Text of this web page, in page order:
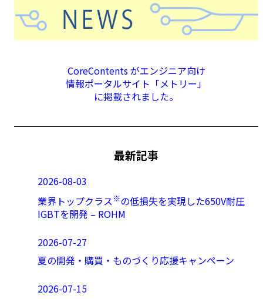
CoreContents がエンジニア向け
情報ポータルサイト「メトリー」
に掲載されました。
最新記事
2026-08-03
業界トップクラス ※の低損失を実現した650V耐圧
IGBTを開発 – ROHM
2026-07-27
夏の開発・購買・ものづくり応援キャンペーン
2026-07-15